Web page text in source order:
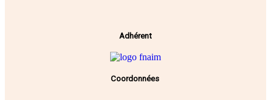
Adhérent
Coordonnées